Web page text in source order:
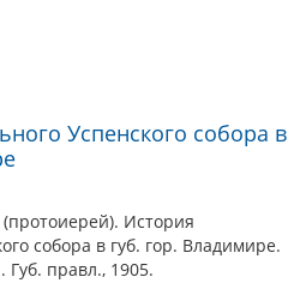
Успенского собора в
История
собора в губ. гор. Владимире.
правл., 1905.